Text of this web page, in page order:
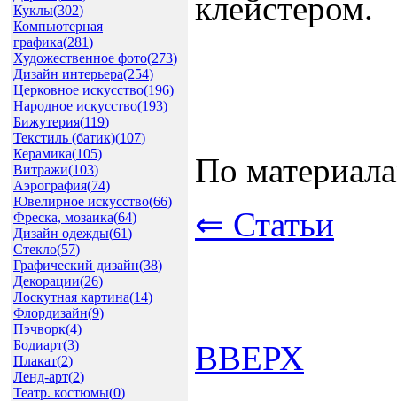
Куклы(302)
Компьютерная
графика(281)
Художественное фото(273)
Дизайн интерьера(254)
Церковное искусство(196)
Народное искусство(193)
Бижутерия(119)
Текстиль (батик)(107)
Керамика(105)
Витражи(103)
Аэрография(74)
Ювелирное искусство(66)
Фреска, мозаика(64)
Дизайн одежды(61)
Стекло(57)
Графический дизайн(38)
Декорации(26)
Лоскутная картина(14)
Флордизайн(9)
Пэчворк(4)
Бодиарт(3)
Плакат(2)
Ленд-арт(2)
Театр. костюмы(0)
клейстером.
По
⇐ Статьи
ВВЕРХ